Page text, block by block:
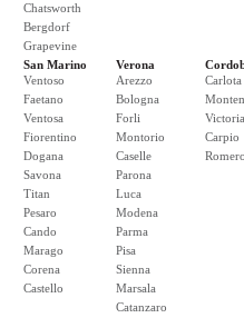
Chatsworth
Bergdorf
Grapevine
San Marino
Ventoso
Faetano
Ventosa
Fiorentino
Dogana
Savona
Titan
Pesaro
Cando
Marago
Corena
Castello
Verona
Arezzo
Bologna
Forli
Montorio
Caselle
Parona
Luca
Modena
Parma
Pisa
Sienna
Marsala
Catanzaro
Carlota
Victoria
Carpio
Romero